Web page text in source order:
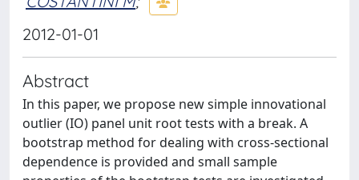
2012-01-01
Abstract
In this paper, we propose new simple innovational
outlier (IO) panel unit root tests with a break. A
bootstrap method for dealing with cross-sectional
dependence is provided and small sample